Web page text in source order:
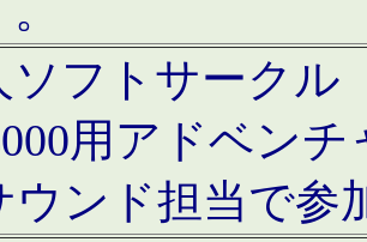
ソフトサークル
用アドベン
ウンド担当で参